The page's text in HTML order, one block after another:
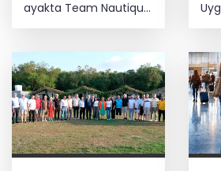
ayakta Team Nautique